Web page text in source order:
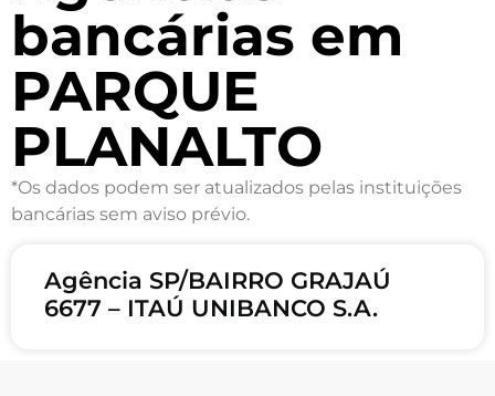
bancárias em
PARQUE
PLANALTO
*Os dados podem ser atualizados pelas instituições
bancárias sem aviso prévio.
Agência SP/BAIRRO GRAJAÚ
6677 – ITAÚ UNIBANCO S.A.